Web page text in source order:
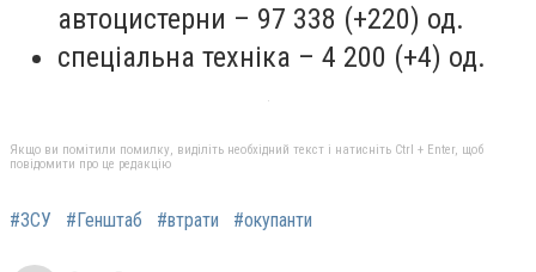
автоцистерни – 97 338 (+220) од.
спеціальна техніка – 4 200 (+4) од.
Якщо ви помітили помилку, виділіть необхідний текст і натисніть Ctrl + Enter, щоб
повідомити про це редакцію
#ЗСУ #Генштаб #втрати #окупанти